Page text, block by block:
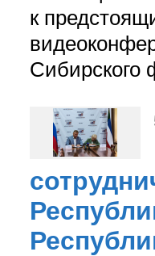
к
Сибирского